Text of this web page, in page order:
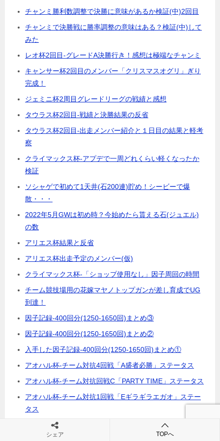
チャンミ勝利数調整で決勝に意味があるか検証(中)2回目
チャンミで決勝戦に勝率調整の意味はある？検証(中)して
みた
レオ杯2回目-グレードA決勝行き！感想は極端なチャンミ
キャンサー杯2回目のメンバー「クリスマスオグリ」ぎり
完成！
ジェミニ杯2周目グレードリーグの戦績と感想
タウラス杯2回目-戦績と決勝結果の反省
タウラス杯2回目-出走メンバー紹介と１日目の結果と軽考
察
クライマックス杯-アプデで一周どれくらい軽くなったか
検証
ソシャゲで初めて1天井(石200連)貯め！シービーで爆
散・・・
2022年5月GWは初め時？今始めたら貰える石(ジュエル)
の数
アリエス杯結果と反省
アリエス杯出走予定のメンバー(仮)
クライマックス杯-「ショップ使用なし」因子周回の時間
チーム競技場用の花嫁マヤノトップガンが差し育成でUG
到達！
因子記録-400回分(1250-1650回)まとめ③
因子記録-400回分(1250-1650回)まとめ②
入手した因子記録-400回分(1250-1650回)まとめ①
アオハル杯-チーム対抗4回戦「A盛者必勝」ステータス
アオハル杯-チーム対抗回戦C「PARTY TIME」ステータス
アオハル杯-チーム対抗1回戦「Eギラギラエガオ」ステー
タス
ウマ娘-アオハル杯-チーム対抗戦1回戦「Eガンバルゾ」ス
テータスシェア TOPへ